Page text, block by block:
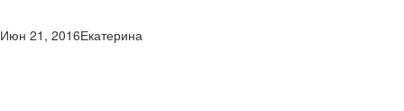
Июн 21, 2016Екатерина